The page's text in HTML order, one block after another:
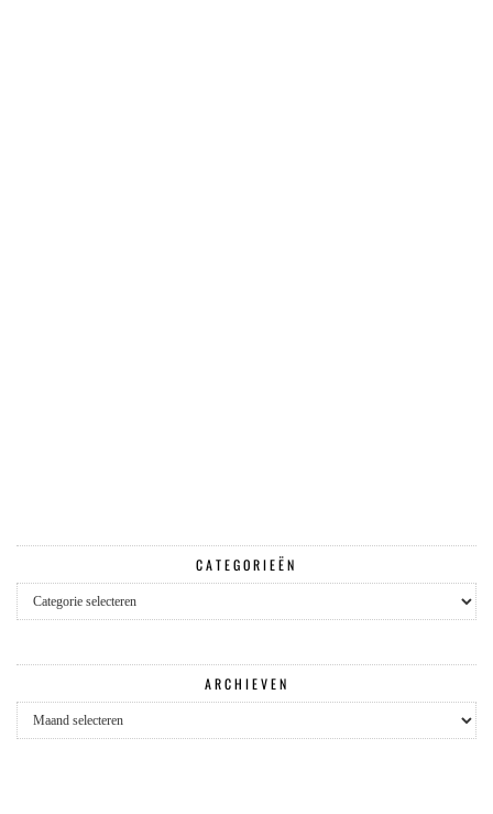
CATEGORIEËN
Categorieën
ARCHIEVEN
Archieven